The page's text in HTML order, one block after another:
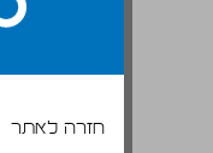
חזרה לאתר